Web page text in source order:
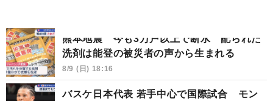
熊本地震 今も3万戸以上で断水 配られた
洗剤は能登の被災者の声から生まれる
8/9 (日) 18:16
バスケ日本代表 若手中心で国際試合 モン